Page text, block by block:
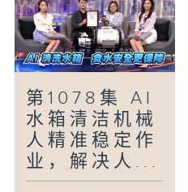
第1078集 AI
水箱清洁机械
人精准稳定作
业，解决人...